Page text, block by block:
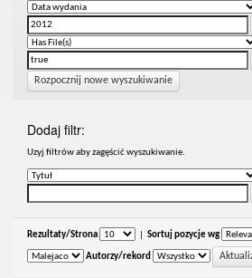
Rozpocznij nowe wyszukiwanie
Dodaj filtr:
Uzyj filtrów aby zagęścić wyszukiwanie.
Rezultaty/Strona Sortuj pozycje wg
Autorzy/rekord